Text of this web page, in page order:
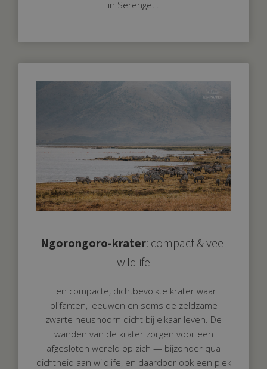
in Serengeti.
Ngorongoro-krater: compact & veel
wildlife
Een compacte, dichtbevolkte krater waar
olifanten, leeuwen en soms de zeldzame
zwarte neushoorn dicht bij elkaar leven. De
wanden van de krater zorgen voor een
afgesloten wereld op zich — bijzonder qua
dichtheid aan wildlife, en daardoor ook een plek